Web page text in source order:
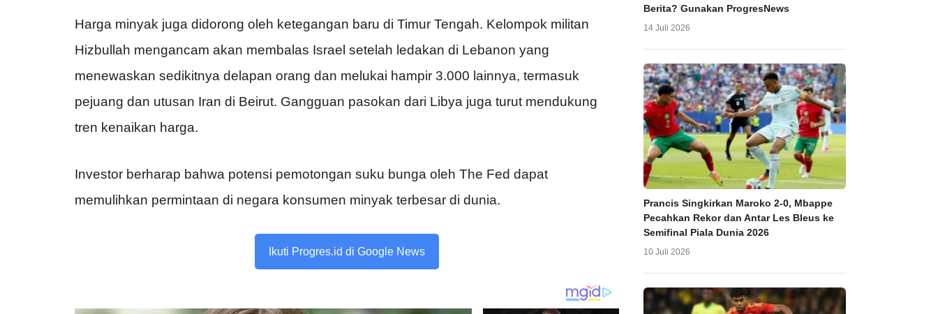
Harga minyak juga didorong oleh ketegangan baru di Timur Tengah. Kelompok militan
Hizbullah mengancam akan membalas Israel setelah ledakan di Lebanon yang
menewaskan sedikitnya delapan orang dan melukai hampir 3.000 lainnya, termasuk
pejuang dan utusan Iran di Beirut. Gangguan pasokan dari Libya juga turut mendukung
tren kenaikan harga.
Investor berharap bahwa potensi pemotongan suku bunga oleh The Fed dapat
memulihkan permintaan di negara konsumen minyak terbesar di dunia.
Ikuti Progres.id di Google News
Berita? Gunakan ProgresNews
14 Juli 2026
Prancis Singkirkan Maroko 2-0, Mbappe
Pecahkan Rekor dan Antar Les Bleus ke
Semifinal Piala Dunia 2026
10 Juli 2026